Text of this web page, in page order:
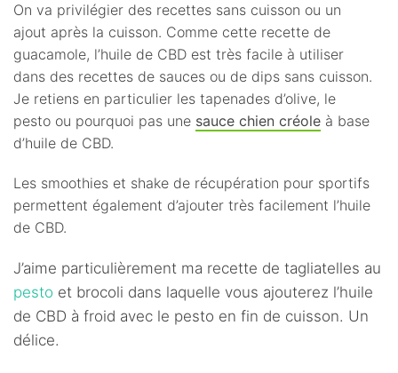
On va privilégier des recettes sans cuisson ou un
ajout après la cuisson. Comme cette recette de
guacamole, l’huile de CBD est très facile à utiliser
dans des recettes de sauces ou de dips sans cuisson.
Je retiens en particulier les tapenades d’olive, le
pesto ou pourquoi pas une sauce chien créole à base
d’huile de CBD.
Les smoothies et shake de récupération pour sportifs
permettent également d’ajouter très facilement l’huile
de CBD.
J’aime particulièrement ma recette de tagliatelles au
pesto et brocoli dans laquelle vous ajouterez l’huile
de CBD à froid avec le pesto en fin de cuisson. Un
délice.